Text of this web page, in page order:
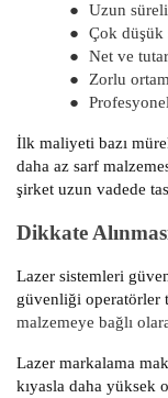
●
Uzun süreli
●
Çok düşük
●
Net ve
●
Zorlu
●
İlk maliyeti bazı
daha az sarf
şirket uzun vadede
Dikkate
Lazer sistemleri
güvenliği operatörler
malzemeye bağlı
Lazer markalama
kıyasla daha yüksek